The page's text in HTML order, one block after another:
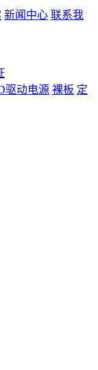
新闻中心 联系我
驱动电源 裸板 定